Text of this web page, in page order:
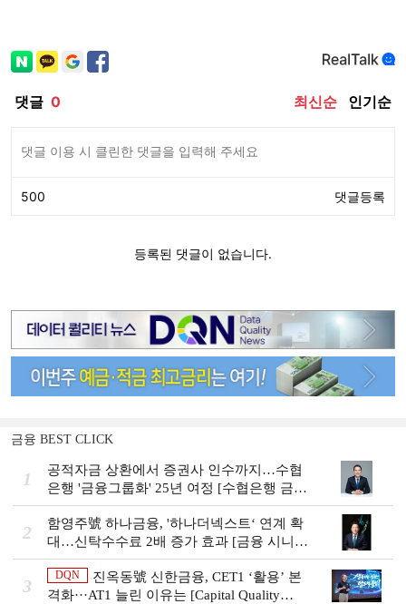
금융 BEST CLICK
1
공적자금 상환에서 증권사 인수까지…수협
은행 '금융그룹화' 25년 여정 [수협은행 금융
그룹의 꿈①]
2
함영주號 하나금융, '하나더넥스트‘ 연계 확
대…신탁수수료 2배 증가 효과 [금융 시니어
비즈니스 돋보기]
3
DQN
진옥동號 신한금융, CET1 ‘활용’ 본
격화···AT1 늘린 이유는 [Capital Quality